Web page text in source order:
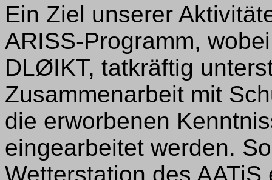
Ein Ziel unserer
ARISS-Programm,
DLØIKT, tatkräftig
Zusammenarbeit mit
die erworbenen
eingearbeitet werden.
Wetterstation des AATiS